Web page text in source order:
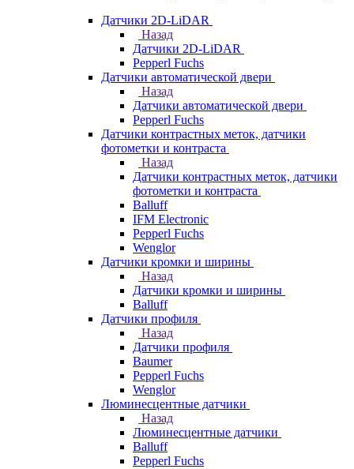
Датчики 2D-LiDAR
Назад
Датчики 2D-LiDAR
Pepperl Fuchs
Датчики автоматической двери
Назад
Датчики автоматической двери
Pepperl Fuchs
Датчики контрастных меток, датчики
фотометки и контраста
Назад
Датчики контрастных меток, датчики
фотометки и контраста
Balluff
IFM Electronic
Pepperl Fuchs
Wenglor
Датчики кромки и ширины
Назад
Датчики кромки и ширины
Balluff
Датчики профиля
Назад
Датчики профиля
Baumer
Pepperl Fuchs
Wenglor
Люминесцентные датчики
Назад
Люминесцентные датчики
Balluff
Pepperl Fuchs